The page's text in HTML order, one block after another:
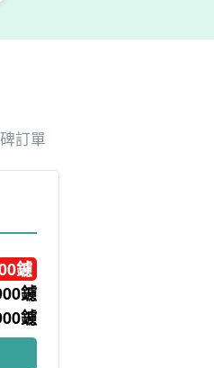
動詞
訂單
鑢
鑢
鑢